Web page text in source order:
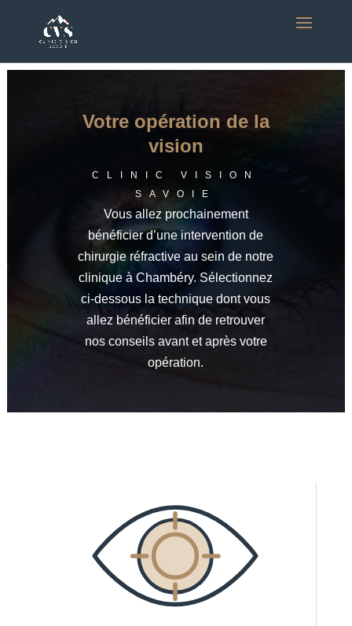
Votre opération de la
vision
CLINIC VISION
SAVOIE
Vous allez prochainement
bénéficier d’une intervention de
chirurgie réfractive au sein de notre
clinique à Chambéry. Sélectionnez
ci-dessous la technique dont vous
allez bénéficier afin de retrouver
nos conseils avant et après votre
opération.